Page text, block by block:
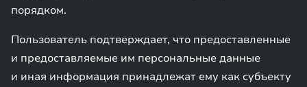
порядком.
Пользователь подтверждает, что предоставленные
и предоставляемые им персональные данные
и иная информация принадлежат ему как субъекту